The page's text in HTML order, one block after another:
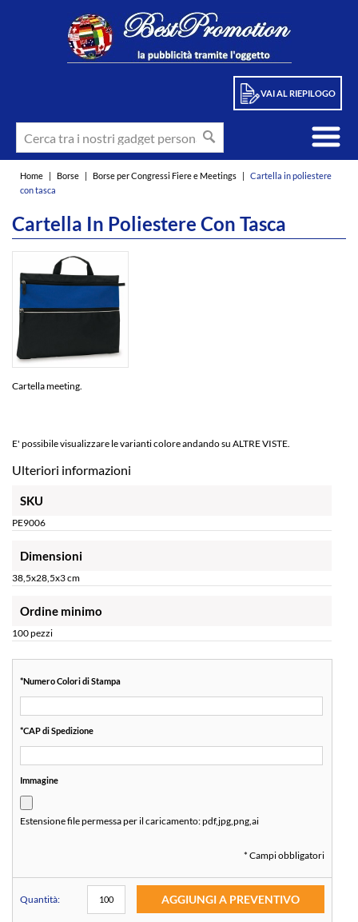
VAI AL RIEPILOGO
Home | Borse | Borse per Congressi Fiere e Meetings |
Cartella in poliestere
con tasca
Cartella In Poliestere Con Tasca
Cartella meeting.
E' possibile visualizzare le varianti colore andando su ALTRE VISTE.
Ulteriori informazioni
SKU
PE9006
Dimensioni
38,5x28,5x3 cm
Ordine minimo
100 pezzi
*Numero Colori di Stampa
*CAP di Spedizione
Immagine
Estensione file permessa per il caricamento:pdf,jpg,png,ai
* Campi obbligatori
Quantità: AGGIUNGI A PREVENTIVO